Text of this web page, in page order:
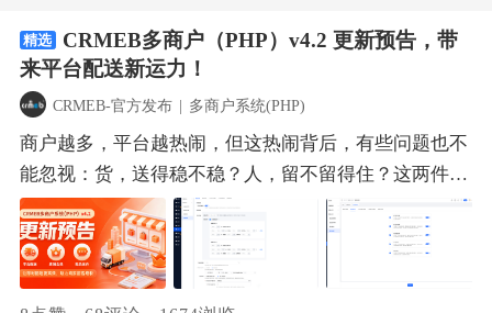
营。 三、营销功能升级 这次，我们还对营销功能进行
了升级，通过全场景履约模式适配和商圈精准发券，助
力平台实现更细致的流量运营与转化。营销活动履约模
式增加预售、秒杀、拼团、助力四大主流营销活动均支
持“到店自提”与“同城配送”，适配本地生活零售场景，
增强用户消费灵活性，提升商家获客与转化效率。商圈
精准发券，激活客流新增商圈精准发券能力，领券中心
将根据用户定位，精准推送对应商圈的优惠券，高效激
活周边客流。比如北京朝阳商圈的消费者进入领券中
心，只能看到并领取朝阳商圈的券。 四、区域代理管理
话？扫码添加官方客服，进行 CRMEB 全系列电商系统
深度体验。更有专属惊喜福利等着你，一起开启数字化
增长新篇章！
力多业务线扩张。✅ 店铺分组：按商圈、品类等维度可
对店铺灵活分组，用户端筛选切换分组，购物更高效。
✅ 角色权限管理：支持平台与商户角色预设及权限分
配，专人专岗，杜绝越权操作。标准版系统（Java）
v3.0✅ 商城主题管理：商城首页、商品详情页、个人中
心页面支持DIY装修，新增超级组件与风格自定义，拖
拽即可完成设计。✅ 对接CRMEB主题广场：海量主题
模板自由下载、一键换装，无代码操作，降低搭建成
本。陀螺匠系统 v2.4✅ 陀螺匠系统MCP：内置双模式
定性——让顾客每次到店都知道能获得什么。创业者要
从"做得高端"转向"把价值做实"。【风向二 · 渠道更立
体｜堂食为根，线上为翼】堂食仍决定品牌体验，但外
卖、到家、团购和零售化产品已成为重要增量。线上要
进入产品设计、定价和运营体系。CRMEB Pro私域会员
电商系统的私域直播功能，让餐厅将线上流量与到店体
验无缝衔接，形成堂食与线上协同的立体渠道。【风向
三 · 竞争转效率｜不拼流量拼内功】门店收入增加，不
代表真正赚钱。翻台率、人效、坪效、毛利率、损耗率
精选
CRMEB多商户（PHP）v4.2 更新预告，带
来平台配送新运力！
CRMEB-官方发布 | 多商户系统(PHP)
商户越多，平台越热闹，但这热闹背后，有些问题也不
能忽视：货，送得稳不稳？人，留不留得住？这两件
事，考验的是平台规模化之后的两种能力。一是履约能
力：商家同城配送可以让每家店跑通基础配送，可当即
时零售规模扩大、订单密度增加后，平台若能补上自己